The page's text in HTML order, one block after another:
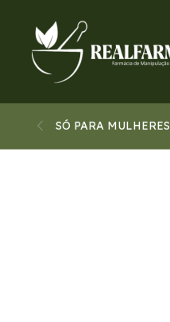
SÓ PARA MULHERES